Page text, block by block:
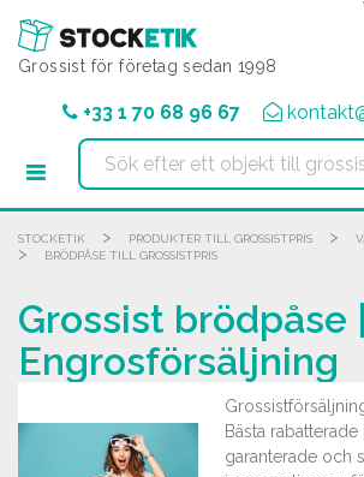
Grossist för företag sedan 1998
+33 1 70 68 96 67
STOCKETIK > PRODUKTER TILL GROSSISTPRIS >
> BRÖDPÅSE TILL GROSSISTPRIS
Grossist brödpåse
Engrosförsäljning
Bästa
garanterade och